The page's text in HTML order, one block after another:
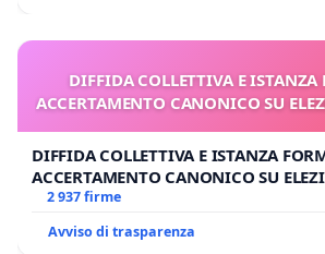
DIFFIDA COLLETTIVA E ISTANZA
ACCERTAMENTO CANONICO SU
DIFFIDA COLLETTIVA E ISTANZA
ACCERTAMENTO CANONICO SU
2 937 firme
Avviso di trasparenza